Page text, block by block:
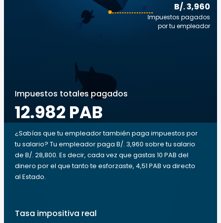
B/. 3,960
Impuestos pagados
por tu empleador
Impuestos totales pagados
12.982 PAB
¿Sabías que tu empleador también paga impuestos por
tu salario? Tu empleador paga B/. 3,960 sobre tu salario
de B/. 28,800. Es decir, cada vez que gastas 10 PAB del
dinero por el que tanto te esforzaste, 4,51 PAB va directo
al Estado.
Tasa impositiva real